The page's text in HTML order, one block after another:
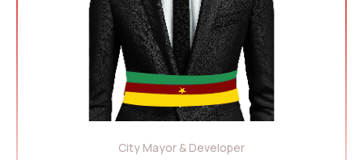
City Mayor & Developer